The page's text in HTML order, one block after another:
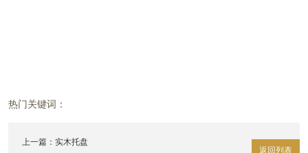
热门关键词：
上一篇： 实木托盘
返回列表